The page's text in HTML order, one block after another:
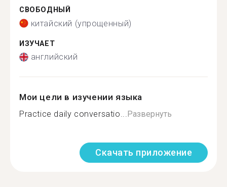
СВОБОДНЫЙ
китайский (упрощенный)
ИЗУЧАЕТ
английский
Мои цели в изучении языка
Practice daily conversatio...Развернуть
Скачать приложение